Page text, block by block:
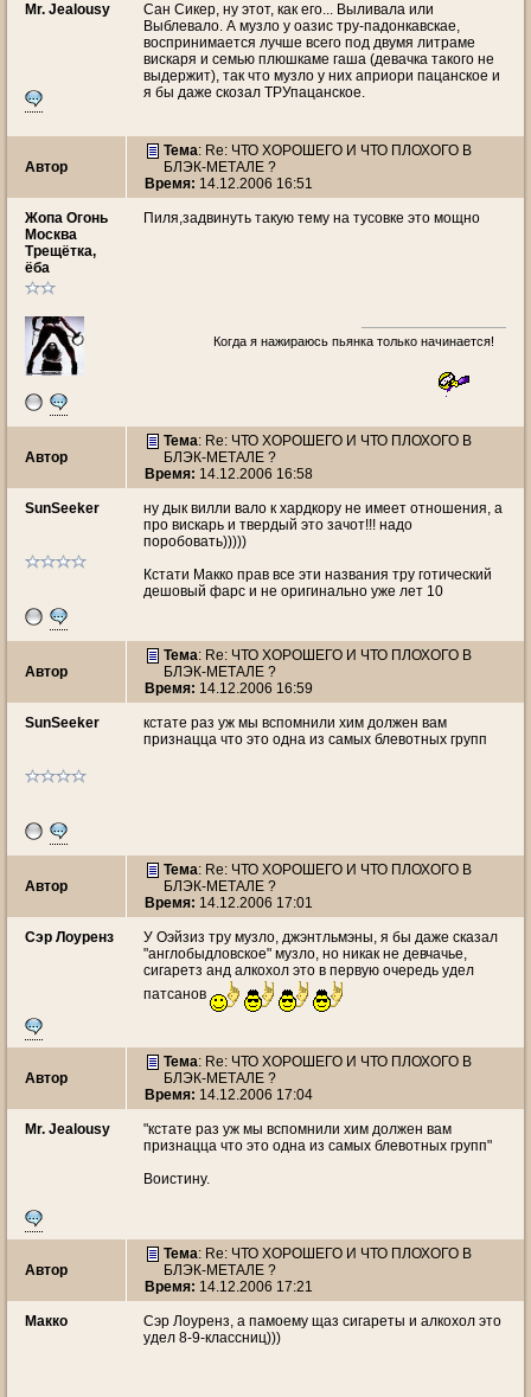
Mr. Jealousy
Сан Сикер, ну этот, как его... Выливала или
Выблевало. А музло у оазис тру-падонкавскае,
воспринимается лучше всего под двумя литраме
вискаря и семью плюшкаме гаша (девачка такого не
выдержит), так что музло у них априори пацанское и
я бы даже скозал ТРУпацанское.
Автор
Тема: Re: ЧТО ХОРОШЕГО И ЧТО ПЛОХОГО В
БЛЭК-МЕТАЛЕ ?
Время: 14.12.2006 16:51
Жопа Огонь
Москва
Трещётка,
ёба
Пиля,задвинуть такую тему на тусовке это мощно
Когда я нажираюсь пьянка только начинается!
Автор
Тема: Re: ЧТО ХОРОШЕГО И ЧТО ПЛОХОГО В
БЛЭК-МЕТАЛЕ ?
Время: 14.12.2006 16:58
SunSeeker
ну дык вилли вало к хардкору не имеет отношения, а
про вискарь и твердый это зачот!!! надо
поробовать)))))
Кстати Макко прав все эти названия тру готический
дешовый фарс и не оригинально уже лет 10
Автор
Тема: Re: ЧТО ХОРОШЕГО И ЧТО ПЛОХОГО В
БЛЭК-МЕТАЛЕ ?
Время: 14.12.2006 16:59
SunSeeker
кстате раз уж мы вспомнили хим должен вам
признацца что это одна из самых блевотных групп
Автор
Тема: Re: ЧТО ХОРОШЕГО И ЧТО ПЛОХОГО В
БЛЭК-МЕТАЛЕ ?
Время: 14.12.2006 17:01
Сэр Лоуренз
У Оэйзиз тру музло, джэнтльмэны, я бы даже сказал
"англобыдловское" музло, но никак не девчачье,
сигаретз анд алкохол это в первую очередь удел
патсанов
Автор
Тема: Re: ЧТО ХОРОШЕГО И ЧТО ПЛОХОГО В
БЛЭК-МЕТАЛЕ ?
Время: 14.12.2006 17:04
Mr. Jealousy
"кстате раз уж мы вспомнили хим должен вам
признацца что это одна из самых блевотных групп"
Воистину.
Автор
Тема: Re: ЧТО ХОРОШЕГО И ЧТО ПЛОХОГО В
БЛЭК-МЕТАЛЕ ?
Время: 14.12.2006 17:21
Макко
Сэр Лоуренз, а памоему щаз сигареты и алкохол это
удел 8-9-классниц)))